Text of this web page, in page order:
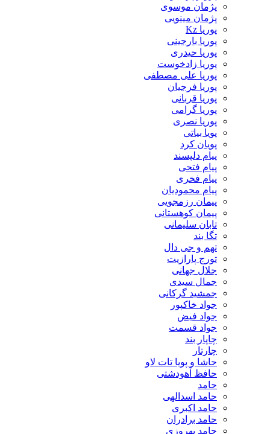
پژمان موسوی
پژمان مینویی
پوریا Kz
پوریا بارجینی
پوریا حیدری
پوریا زادخوست
پوریا علی مصطفی
پوریا فرجیان
پوریا قربانی
پوریا گرامی
پوریا نصری
پویا بیاتی
پویان کرد
پیام دلپسند
پیام فتحی
پیام فخری
پیام محمودیان
پیمان رزمجویی
پیمان کوهستانی
تابان سلیمانی
تگا بند
تهم و جی دال
تورج پارازیت
جلال جهانی
جمال سیدی
جمشید گرکانی
جواد خاکپور
جواد فیض
جواد قسمت
چاپار بند
چارتار
حاشا و پویا تات لاو
حافظ آهودشتی
حامد
حامد اسدالهی
حامد اکبری
حامد برادران
حامد بهروزی